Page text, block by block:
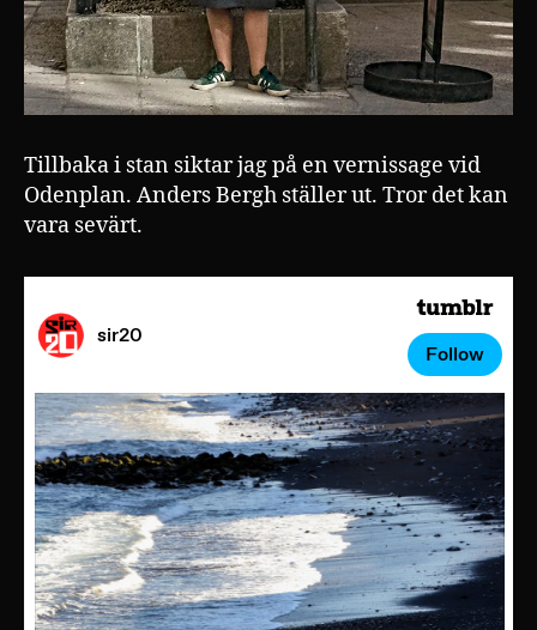
Tillbaka i stan siktar jag på en vernissage vid
Odenplan. Anders Bergh ställer ut. Tror det kan
vara sevärt.